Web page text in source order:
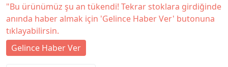
"Bu ürünümüz şu an tükendi! Tekrar stoklara girdiğinde
anında haber almak için 'Gelince Haber Ver' butonuna
tıklayabilirsin.
Gelince Haber Ver